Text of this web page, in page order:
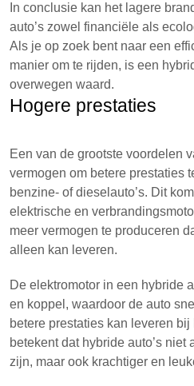
In conclusie kan het lagere
auto’s zowel financiële als
Als je op zoek bent naar een
manier om te rijden, is een
overwegen waard.
Hogere prestaties
Een van de grootste voordelen
vermogen om betere prestaties
benzine- of dieselauto’s. Dit
elektrische en
meer vermogen te produceren
alleen kan leveren.
De elektromotor in een hybride
en koppel, waardoor de auto
betere prestaties kan leveren
betekent dat hybride auto’s
zijn, maar ook krachtiger en